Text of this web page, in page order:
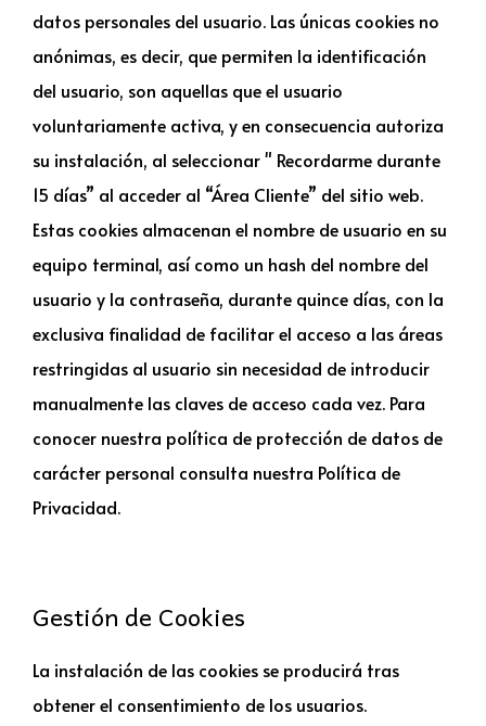
datos personales del usuario. Las únicas cookies no
anónimas, es decir, que permiten la identificación
del usuario, son aquellas que el usuario
voluntariamente activa, y en consecuencia autoriza
su instalación, al seleccionar " Recordarme durante
15 días” al acceder al “Área Cliente” del sitio web.
Estas cookies almacenan el nombre de usuario en su
equipo terminal, así como un hash del nombre del
usuario y la contraseña, durante quince días, con la
exclusiva finalidad de facilitar el acceso a las áreas
restringidas al usuario sin necesidad de introducir
manualmente las claves de acceso cada vez. Para
conocer nuestra política de protección de datos de
carácter personal consulta nuestra Política de
Privacidad.
Gestión de Cookies
La instalación de las cookies se producirá tras
obtener el consentimiento de los usuarios.